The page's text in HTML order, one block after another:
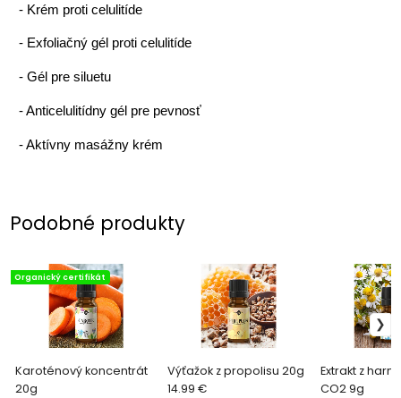
- Krém proti celulitíde
- Exfoliačný gél proti celulitíde
-Gél pre siluetu
-Anticelulitídny gél pre pevnosť
-Aktívny masážny krém
Podobné produkty
Karoténový koncentrát
20g
Organický certifikát
Výťažok z propolisu 20g
14.99 €
Extrakt z
CO2 9g